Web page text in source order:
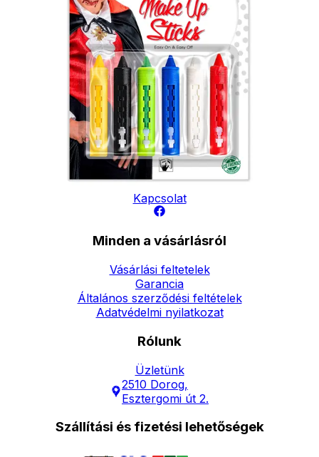
- Műanyag hajók
- Hinta, csúszda
- Ütők, dobálók
- Strandcikkek
- Egyéb nyári játékok
Lábbal hajtós
járművek
Téli játékok
Elérhetőség
Hírlevél
Kapcsolat
Minden a vásárlásról
Vásárlási feltetelek
Garancia
Általános szerződési feltételek
Adatvédelmi nyilatkozat
Rólunk
Üzletünk
2510 Dorog,
Esztergomi út 2.
Szállítási és fizetési lehetőségek